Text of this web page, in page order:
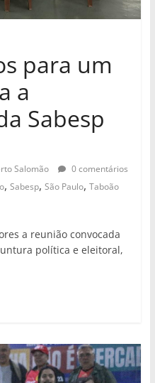
para um
a
Sabesp
Salomão
0 comentários
, Sabesp, São Paulo, Taboão
a reunião convocada
política e eleitoral,